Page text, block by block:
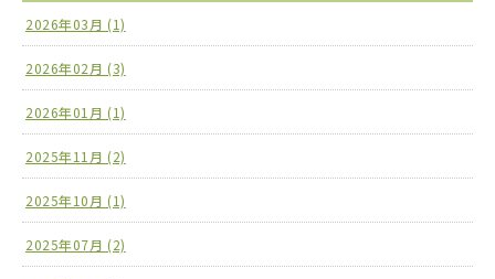
2026年03月 (1)
2026年02月 (3)
2026年01月 (1)
2025年11月 (2)
2025年10月 (1)
2025年07月 (2)